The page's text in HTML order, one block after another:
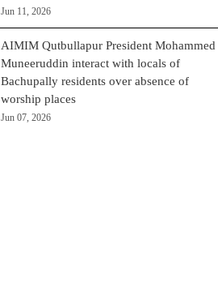
Jun 11, 2026
AIMIM Qutbullapur President Mohammed
Muneeruddin interact with locals of
Bachupally residents over absence of
worship places
Jun 07, 2026